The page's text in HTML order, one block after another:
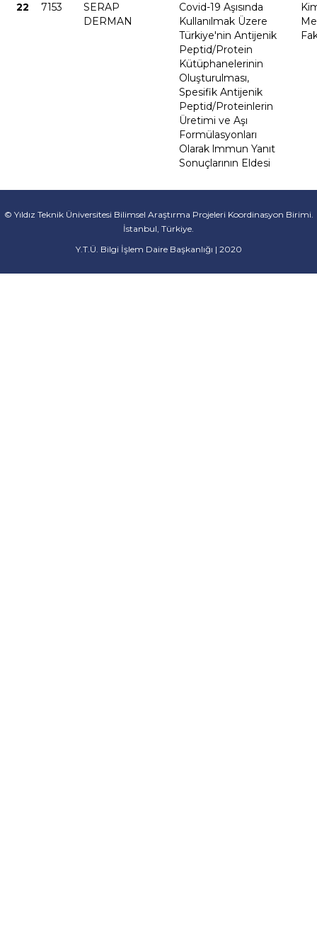
22 7153
SERAP
DERMAN
Covid-19 Aşısında
Kullanılmak Üzere
Türkiye'nin Antijenik
Peptid/Protein
Kütüphanelerinin
Oluşturulması,
Spesifik Antijenik
Peptid/Proteinlerin
Üretimi ve Aşı
Formülasyonları
Olarak lmmun Yanıt
Sonuçlarının Eldesi
© Yıldız Teknik Üniversitesi Bilimsel Araştırma Projeleri Koordinasyon Birimi.
İstanbul, Türkiye.
Y.T.Ü. Bilgi İşlem Daire Başkanlığı | 2020